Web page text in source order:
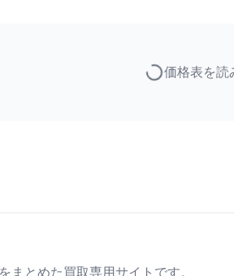
価格表を読
まとめた買取専用サイトです。